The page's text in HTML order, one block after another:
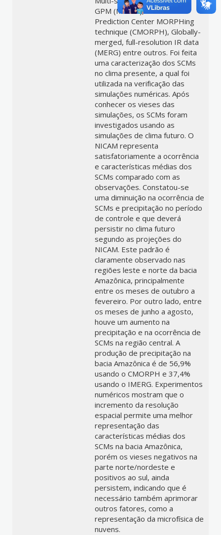
GPM (IMERG), Climate
Prediction Center MORPHing
technique (CMORPH), Globally-
merged, full-resolution IR data
(MERG) entre outros. Foi feita
uma caracterização dos SCMs
no clima presente, a qual foi
utilizada na verificação das
simulações numéricas. Após
conhecer os vieses das
simulações, os SCMs foram
investigados usando as
simulações de clima futuro. O
NICAM representa
satisfatoriamente a ocorrência
e características médias dos
SCMs comparado com as
observações. Constatou-se
uma diminuição na ocorrência de
SCMs e precipitação no período
de controle e que deverá
persistir no clima futuro
segundo as projeções do
NICAM. Este padrão é
claramente observado nas
regiões leste e norte da bacia
Amazônica, principalmente
entre os meses de outubro a
fevereiro. Por outro lado, entre
os meses de junho a agosto,
houve um aumento na
precipitação e na ocorrência de
SCMs na região central. A
produção de precipitação na
bacia Amazônica é de 56,9%
usando o CMORPH e 37,4%
usando o IMERG. Experimentos
numéricos mostram que o
incremento da resolução
espacial permite uma melhor
representação das
características médias dos
SCMs na bacia Amazônica,
porém os vieses negativos na
parte norte/nordeste e
positivos ao sul, ainda
persistem, indicando que é
necessário também aprimorar
outros fatores, como a
representação da microfísica de
nuvens.